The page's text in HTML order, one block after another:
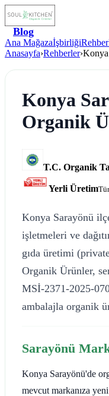
Blog
Ana Mağazaİşbirliği
Anasayfa›Rehberler›
Konya
Organik
T.C. Organik
Yerli Üretim
Konya Sarayönü
işletmeleri ve
gıda üretimi
Organik Ürünler,
MSİ-2371-2025-
ambalajla organik
Sarayönü
Konya Sarayönü'de
mevcut markanıza